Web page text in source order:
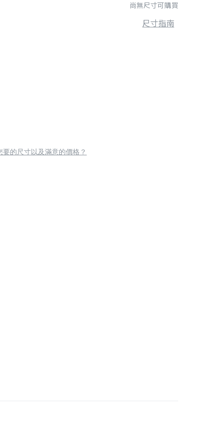
尚無尺寸可購買
尺寸指南
要的尺寸以及滿意的價格？